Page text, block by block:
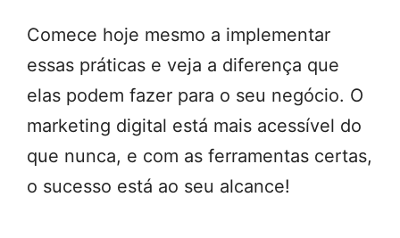
Comece hoje mesmo a implementar
essas práticas e veja a diferença que
elas podem fazer para o seu negócio. O
marketing digital está mais acessível do
que nunca, e com as ferramentas certas,
o sucesso está ao seu alcance!